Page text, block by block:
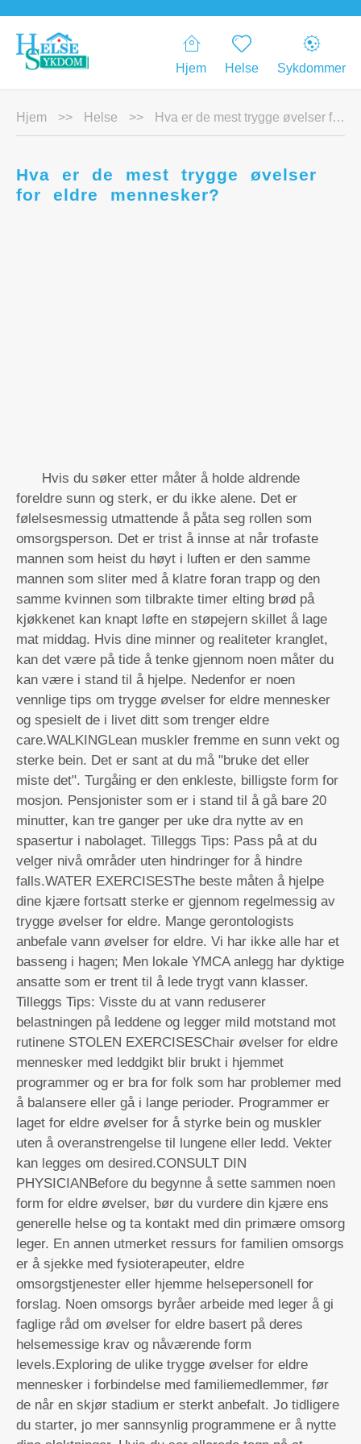
Hjem Helse Sykdommer
Hjem >> Helse >> Hva er de mest trygge øvelser for eldre mennesker?
Hva er de mest trygge øvelser
for eldre mennesker?
Hvis du søker etter måter å holde aldrende
foreldre sunn og sterk, er du ikke alene. Det er
følelsesmessig utmattende å påta seg rollen som
omsorgsperson. Det er trist å innse at når trofaste
mannen som heist du høyt i luften er den samme
mannen som sliter med å klatre foran trapp og den
samme kvinnen som tilbrakte timer elting brød på
kjøkkenet kan knapt løfte en støpejern skillet å lage
mat middag. Hvis dine minner og realiteter kranglet,
kan det være på tide å tenke gjennom noen måter du
kan være i stand til å hjelpe. Nedenfor er noen
vennlige tips om trygge øvelser for eldre mennesker
og spesielt de i livet ditt som trenger eldre
care.WALKINGLean muskler fremme en sunn vekt og
sterke bein. Det er sant at du må "bruke det eller
miste det". Turgåing er den enkleste, billigste form for
mosjon. Pensjonister som er i stand til å gå bare 20
minutter, kan tre ganger per uke dra nytte av en
spasertur i nabolaget. Tilleggs Tips: Pass på at du
velger nivå områder uten hindringer for å hindre
falls.WATER EXERCISESThe beste måten å hjelpe
dine kjære fortsatt sterke er gjennom regelmessig av
trygge øvelser for eldre. Mange gerontologists
anbefale vann øvelser for eldre. Vi har ikke alle har et
basseng i hagen; Men lokale YMCA anlegg har dyktige
ansatte som er trent til å lede trygt vann klasser.
Tilleggs Tips: Visste du at vann reduserer
belastningen på leddene og legger mild motstand mot
rutinene STOLEN EXERCISESChair øvelser for eldre
mennesker med leddgikt blir brukt i hjemmet
programmer og er bra for folk som har problemer med
å balansere eller gå i lange perioder. Programmer er
laget for eldre øvelser for å styrke bein og muskler
uten å overanstrengelse til lungene eller ledd. Vekter
kan legges om desired.CONSULT DIN
PHYSICIANBefore du begynne å sette sammen noen
form for eldre øvelser, bør du vurdere din kjære ens
generelle helse og ta kontakt med din primære omsorg
leger. En annen utmerket ressurs for familien omsorgs
er å sjekke med fysioterapeuter, eldre
omsorgstjenester eller hjemme helsepersonell for
forslag. Noen omsorgs byråer arbeide med leger å gi
faglige råd om øvelser for eldre basert på deres
helsemessige krav og nåværende form
levels.Exploring de ulike trygge øvelser for eldre
mennesker i forbindelse med familiemedlemmer, før
de når en skjør stadium er sterkt anbefalt. Jo tidligere
du starter, jo mer sannsynlig programmene er å nytte